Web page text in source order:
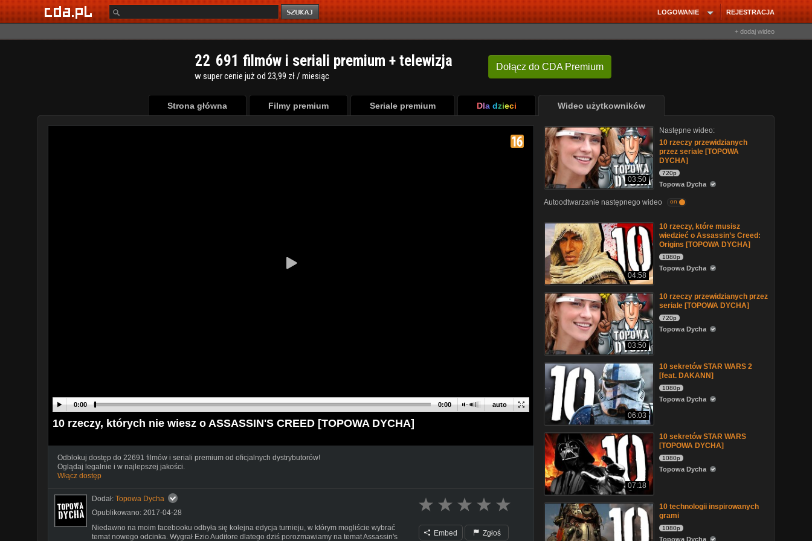
REJESTRACJA
LOGOWANIE
+ dodaj wideo
Dołącz do CDA Premium
22 691 filmów i seriali premium + telewizja
w super cenie już od 23,99 zł / miesiąc
Strona główna Filmy premium Seriale premium Dla dzieci Wideo użytkowników
auto
0:00 0:00
10 rzeczy, których nie wiesz o ASSASSIN'S CREED [TOPOWA DYCHA]
Odblokuj dostęp do 22691 filmów i seriali premium od oficjalnych dystrybutorów!
Oglądaj legalnie i w najlepszej jakości.
Włącz dostęp
Dodał: Topowa Dycha
Opublikowano: 2017-04-28
Niedawno na moim facebooku odbyła się kolejna edycja turnieju, w którym mogliście wybrać
temat nowego odcinka. Wygrał Ezio Auditore dlatego dziś porozmawiamy na temat Assassin's
Embed Zgłoś
03:50
Następne wideo:
10 rzeczy przewidzianych
przez seriale [TOPOWA
DYCHA]
720p
Topowa Dycha
Autoodtwarzanie następnego wideo on
04:58
10 rzeczy, które musisz
wiedzieć o Assassin’s Creed:
Origins [TOPOWA DYCHA]
1080p
Topowa Dycha
03:50
10 rzeczy przewidzianych przez
seriale [TOPOWA DYCHA]
720p
Topowa Dycha
06:03
10 sekretów STAR WARS 2
[feat. DAKANN]
1080p
Topowa Dycha
07:18
10 sekretów STAR WARS
[TOPOWA DYCHA]
1080p
Topowa Dycha
10 technologii inspirowanych
grami
1080p
Topowa Dycha